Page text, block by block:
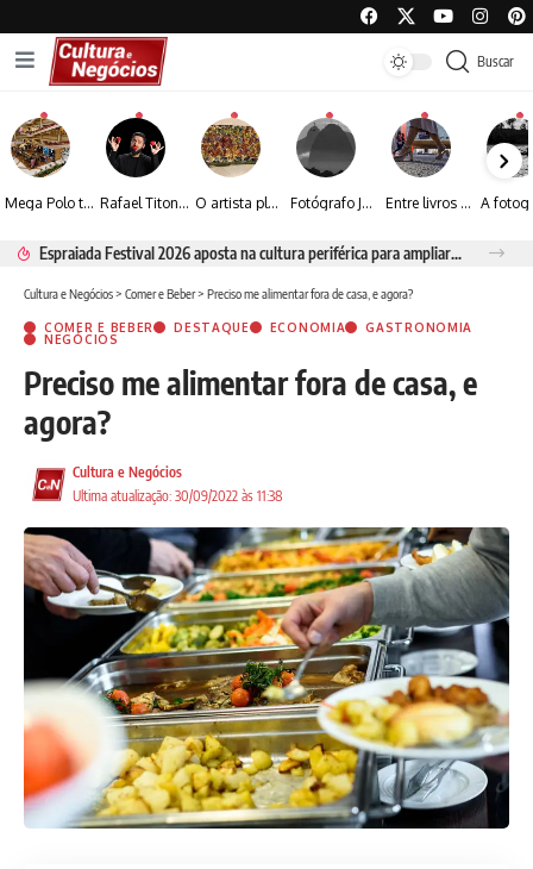
Buscar
Mega Polo transforma lançamento de coleção em plataforma nacional de negócios e projeta crescimento de mais de 15% Rafael Titonelly leva magia e acolhimento a crianças em tratamento oncológico em Juiz de Fora O artista plástico Jorge Luiz transforma sustentabilidade e criatividade em arte contemporânea Fotógrafo José Roberto apresenta um olhar sensível sobre arquitetura, formas e luz na fotografia Entre livros e fotografia autoral, Sebastião Reis consolida uma trajetória marcada pelo olhar artístico
Espraiada Festival 2026 aposta na cultura periférica para ampliar oportunidades na zona sul
Cultura e Negócios> Comer e Beber> Preciso me alimentar fora de casa, e agora?
COMER E BEBER DESTAQUE ECONOMIA
GASTRONOMIA
NEGÓCIOS
Preciso me alimentar fora de casa, e
agora?
Ultima atualização: 30/09/2022 às 11:38
Cultura e Negócios